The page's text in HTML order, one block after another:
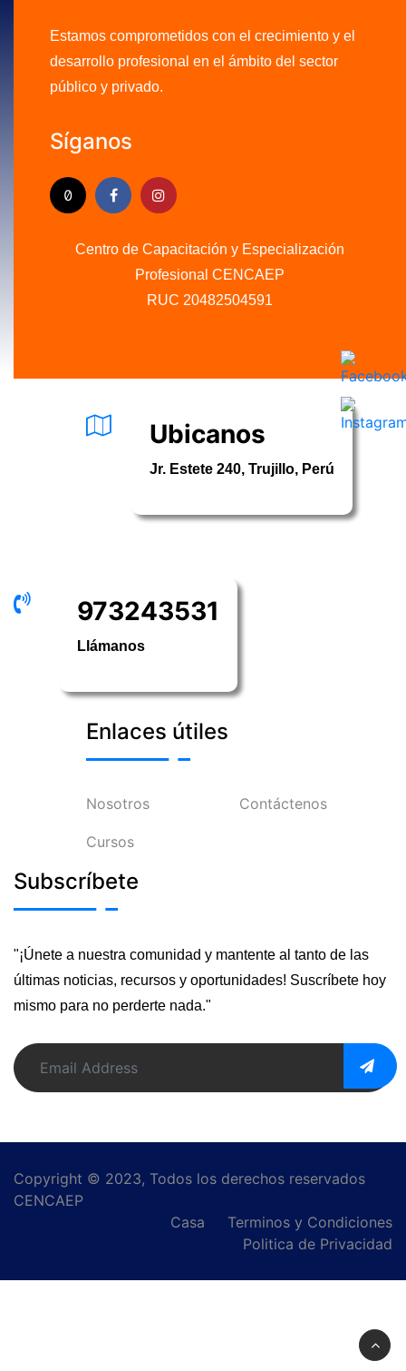
Estamos comprometidos con el crecimiento y el
desarrollo profesional en el ámbito del sector
público y privado.
Síganos
Centro de Capacitación y Especialización
Profesional CENCAEP
RUC 20482504591
Ubicanos
Jr. Estete 240, Trujillo, Perú
973243531
Llámanos
Enlaces útiles
Nosotros
Cursos
Contáctenos
Subscríbete
"¡Únete a nuestra comunidad y mantente al tanto de las
últimas noticias, recursos y oportunidades! Suscríbete hoy
mismo para no perderte nada."
Copyright © 2023, Todos los derechos reservados
CENCAEP
Casa
Terminos y Condiciones
Politica de Privacidad